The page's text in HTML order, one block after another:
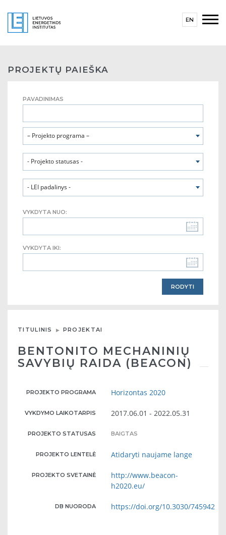
EN
PROJEKTŲ PAIEŠKA
PAVADINIMAS
– Projekto programa –
- Projekto statusas -
- LEI padalinys -
VYKDYTA NUO:
VYKDYTA IKI:
TITULINIS PROJEKTAI
BENTONITO MECHANINIŲ
SAVYBIŲ RAIDA (BEACON)
PROJEKTO PROGRAMA Horizontas 2020
VYKDYMO LAIKOTARPIS 2017.06.01 - 2022.05.31
PROJEKTO STATUSAS BAIGTAS
PROJEKTO LENTELĖ Atidaryti naujame lange
PROJEKTO SVETAINĖ
http://www.beacon-
h2020.eu/
DB NUORODA https://doi.org/10.3030/745942